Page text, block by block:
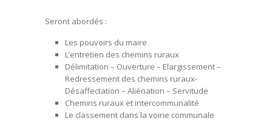
Seront abordés :
Les pouvoirs du maire
L’entretien des chemins ruraux
Délimitation – Ouverture – Elargissement –
Redressement des chemins ruraux-
Désaffectation – Aliénation – Servitude
Chemins ruraux et intercommunalité
Le classement dans la voirie communale